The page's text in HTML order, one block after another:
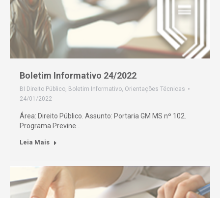
Boletim Informativo 24/2022
BI Direito Público, Boletim Informativo, Orientações Técnicas
24/01/2022
Área: Direito Público. Assunto: Portaria GM MS nº 102.
Programa Previne…
Leia Mais